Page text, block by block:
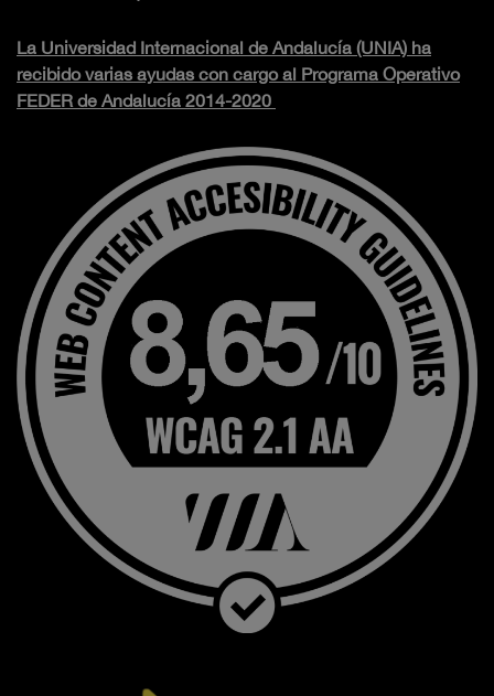
La Universidad Internacional de Andalucía (UNIA) ha
recibido varias ayudas con cargo al Programa Operativo
FEDER de Andalucía 2014-2020